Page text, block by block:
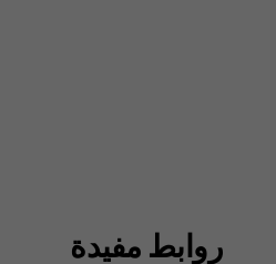
روابط مفيدة